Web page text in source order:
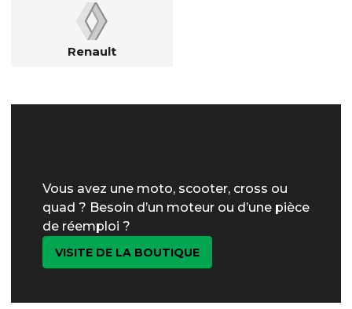
Renault
Vous avez une moto, scooter, cross ou
quad ? Besoin d’un moteur ou d’une pièce
de réemploi ?
VISITE DE LA BOUTIQUE